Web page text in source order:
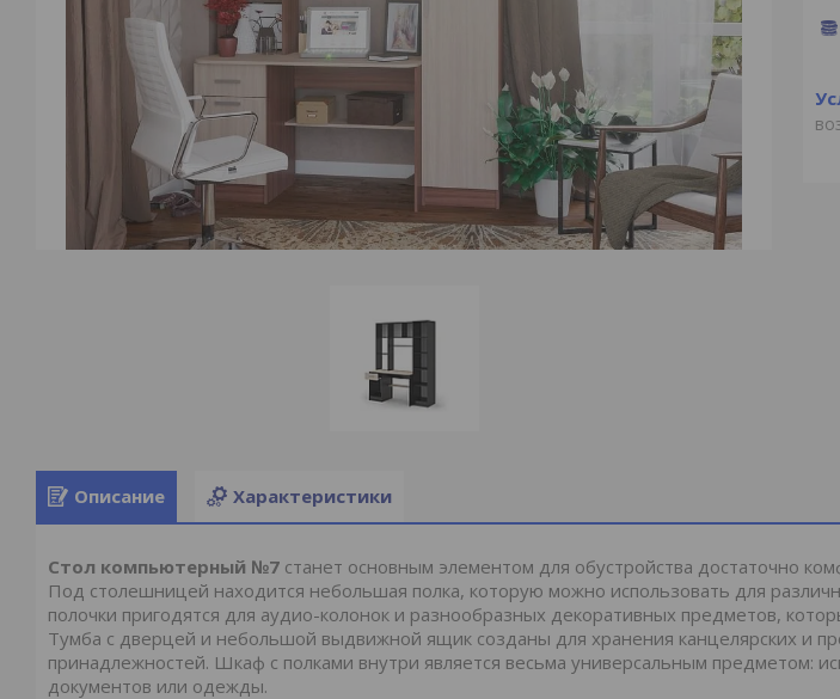
Описание Характеристики
Стол компьютерный №7 станет основным элементом для обустройства достаточно
Под столешницей находится небольшая полка, которую можно использовать для
полочки пригодятся для аудио-колонок и разнообразных декоративных предметов,
Тумба с дверцей и небольшой выдвижной ящик созданы для хранения канцелярских и
принадлежностей. Шкаф с полками внутри является весьма универсальным предметом:
документов или одежды.